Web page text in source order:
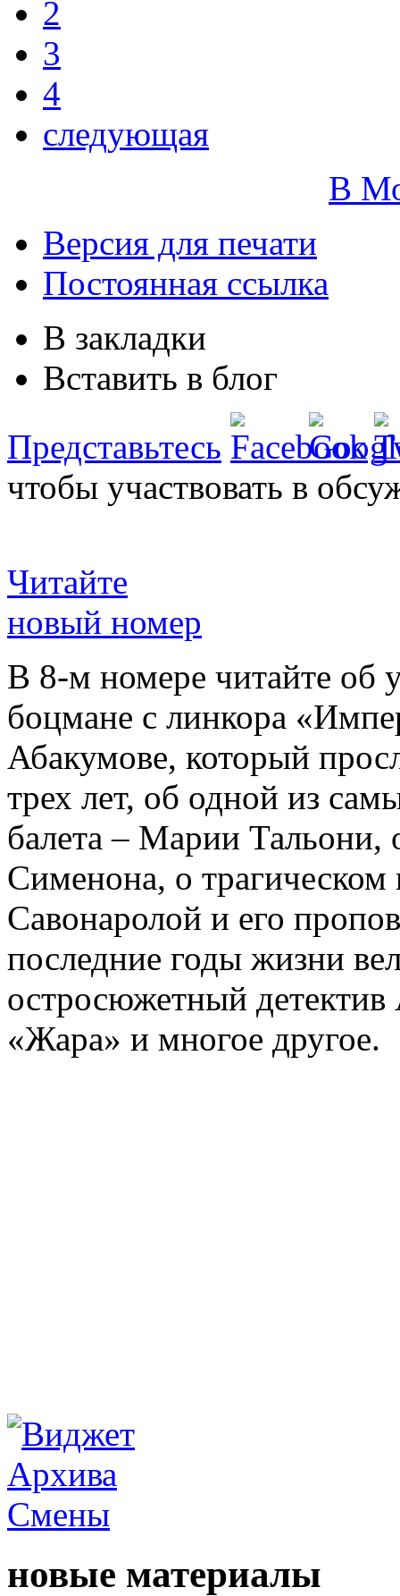
2
3
4
следующая
В
Версия для печати
Постоянная ссылка
В закладки
Вставить в блог
Представьтесь
чтобы участвовать в
Читайте
новый номер
В 8-м номере читайте об
боцмане с линкора
Абакумове, который
трех лет, об одной из
балета – Марии
Сименона, о трагическом
Савонаролой и его
последние годы жизни
остросюжетный детектив
«Жара» и многое другое.
новые материалы